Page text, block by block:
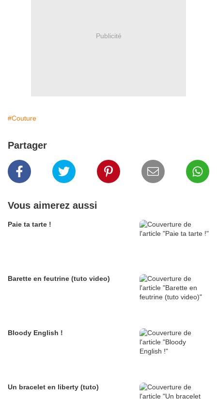
Publicité
#Couture
Partager
Vous aimerez aussi
Paie ta tarte !
Barette en feutrine (tuto video)
Bloody English !
Un bracelet en liberty (tuto)